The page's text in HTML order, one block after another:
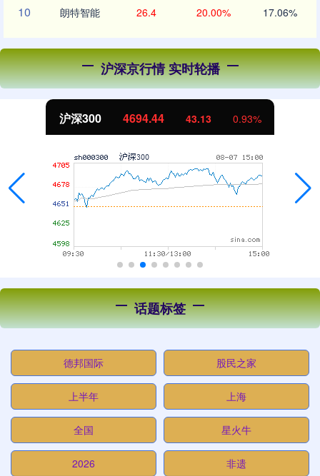
10 朗特智能 26.4 20.00% 17.06%
沪深京行情 实时轮播
沪深300 4694.44 43.13 0.93%
话题标签
德邦国际 股民之家
上半年 上海
全国 星火牛
2026 非遗